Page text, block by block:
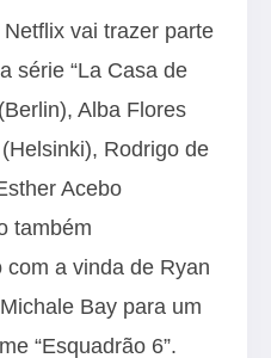
vai trazer parte
série “La Casa de
Alba Flores
Rodrigo de
Acebo
também
a vinda de Ryan
Bay para um
“Esquadrão 6”.